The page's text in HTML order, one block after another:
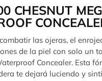
CHESNUT
las ojeras, el
de la piel con solo un
Concealer. Esta
te dejará luciendo y